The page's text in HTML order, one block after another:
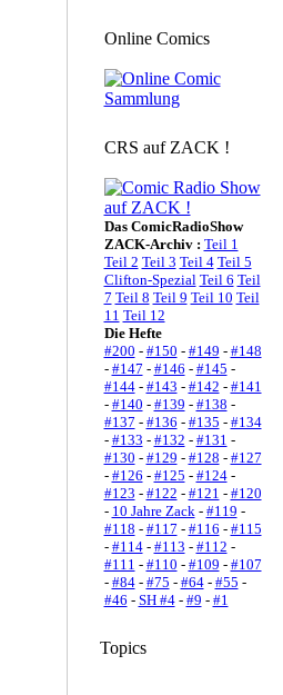
Online Comics
CRS auf ZACK !
Das ComicRadioShow
ZACK-Archiv : Teil 1
Teil 2 Teil 3 Teil 4 Teil 5
Clifton-Spezial Teil 6 Teil
7 Teil 8 Teil 9 Teil 10 Teil
11 Teil 12
Die Hefte
#200 - #150 - #149 - #148
- #147 - #146 - #145 -
#144- #143 - #142 - #141
- #140 - #139 - #138 -
#137 - #136 - #135 - #134
- #133 - #132 - #131 -
#130 - #129 - #128 - #127
- #126 - #125 - #124-
#123 - #122 - #121 - #120
- 10 Jahre Zack- #119 -
#118 - #117 - #116 - #115
- #114- #113 - #112 -
#111 - #110 - #109 - #107
- #84- #75 - #64- #55 -
#46 - SH #4- #9 - #1
Topics